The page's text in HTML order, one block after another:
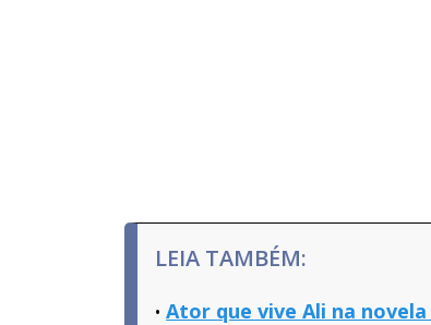
LEIA TAMBÉM:
Ator que vive Ali na